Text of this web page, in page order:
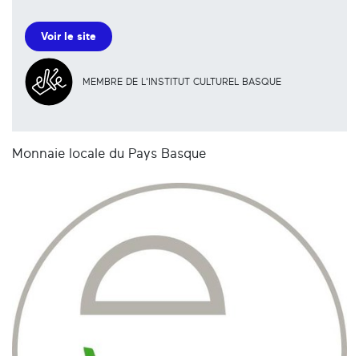
Voir le site
MEMBRE DE L'INSTITUT CULTUREL BASQUE
Monnaie locale du Pays Basque